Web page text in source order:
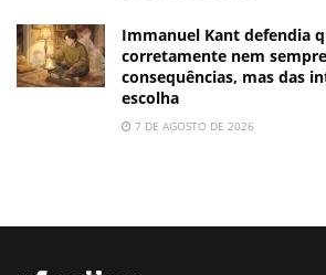
Immanuel Kant defendia
corretamente nem
consequências, mas das
escolha
7 DE AGOSTO DE 2026